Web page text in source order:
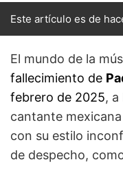
Este artículo es de
El mundo de la
fallecimiento de
febrero de 2025, a
cantante
con su estilo
de despecho,